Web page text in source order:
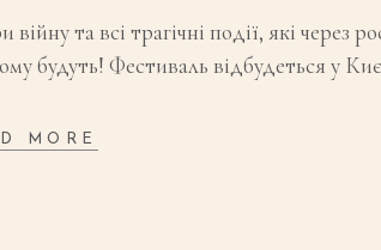
війну та всі трагічні події, які
будуть! Фестиваль відбудеться у
MORE